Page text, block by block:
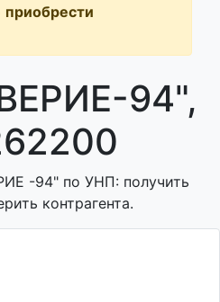
приобрести
94",
-94" по УНП: получить
контрагента.